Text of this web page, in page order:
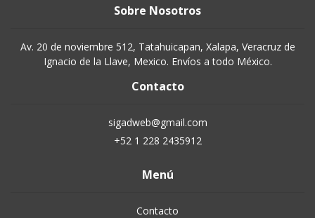
Sobre Nosotros
Av. 20 de noviembre 512, Tatahuicapan, Xalapa, Veracruz de
Ignacio de la Llave, Mexico. Envíos a todo México.
Contacto
sigadweb@gmail.com
+52 1 228 2435912
Menú
Contacto